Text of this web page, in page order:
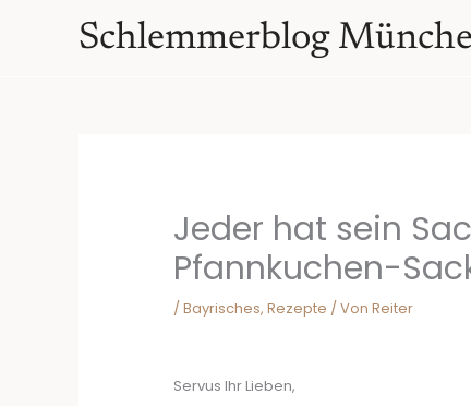
Schlemmerblog
Jeder hat sein
Pfannkuchen-
/ Bayrisches, Rezepte / Von Reiter
Servus Ihr Lieben,